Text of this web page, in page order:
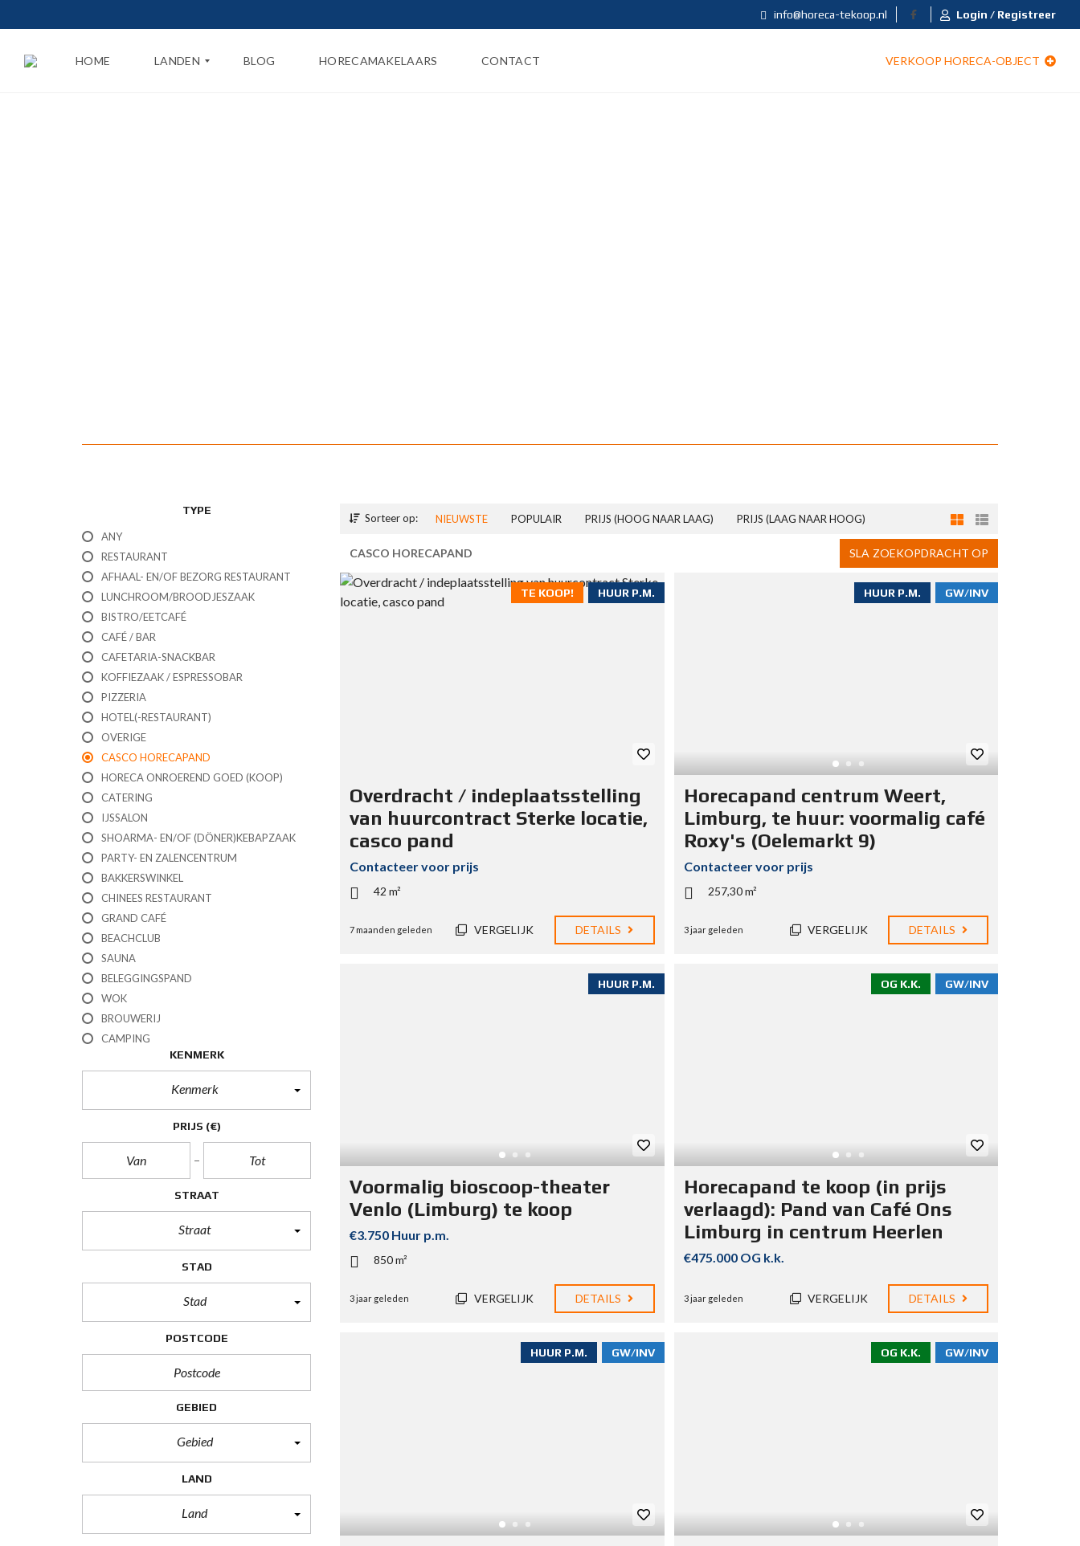
info@horeca-tekoop.nl Login / Registreer
HOME LANDEN
P
BLOG HORECAMAKELAARS CONTACT VERKOOP HORECA-OBJECT
TYPE
ANY
RESTAURANT
AFHAAL- EN/OF BEZORG RESTAURANT
LUNCHROOM/BROODJESZAAK
BISTRO/EETCAFÉ
CAFÉ / BAR
CAFETARIA-SNACKBAR
KOFFIEZAAK / ESPRESSOBAR
PIZZERIA
HOTEL(-RESTAURANT)
OVERIGE
CASCO HORECAPAND
HORECA ONROEREND GOED (KOOP)
CATERING
IJSSALON
SHOARMA- EN/OF (DÖNER)KEBAPZAAK
PARTY- EN ZALENCENTRUM
BAKKERSWINKEL
CHINEES RESTAURANT
GRAND CAFÉ
BEACHCLUB
SAUNA
BELEGGINGSPAND
WOK
BROUWERIJ
CAMPING
KENMERK
Kenmerk
PRIJS (€)
STRAAT
Straat
STAD
Stad
POSTCODE
GEBIED
Gebied
LAND
Land
Sorteer op: NIEUWSTE POPULAIR PRIJS (HOOG NAAR LAAG) PRIJS (LAAG NAAR HOOG)
SLA ZOEKOPDRACHT OP
CASCO HORECAPAND
HUUR P.M.
TE KOOP!
Overdracht / indeplaatsstelling
van huurcontract Sterke locatie,
casco pand
Contacteer voor prijs
42 m²
7 maanden geleden VERGELIJK DETAILS
GW/INV
HUUR P.M.
Horecapand centrum Weert,
Limburg, te huur: voormalig café
Roxy's (Oelemarkt 9)
Contacteer voor prijs
257,30 m²
3 jaar geleden VERGELIJK DETAILS
HUUR P.M.
Voormalig bioscoop-theater
Venlo (Limburg) te koop
€3.750 Huur p.m.
850 m²
3 jaar geleden VERGELIJK DETAILS
GW/INV
OG K.K.
Horecapand te koop (in prijs
verlaagd): Pand van Café Ons
Limburg in centrum Heerlen
€475.000 OG k.k.
3 jaar geleden VERGELIJK DETAILS
GW/INV
HUUR P.M. GW/INV
OG K.K.